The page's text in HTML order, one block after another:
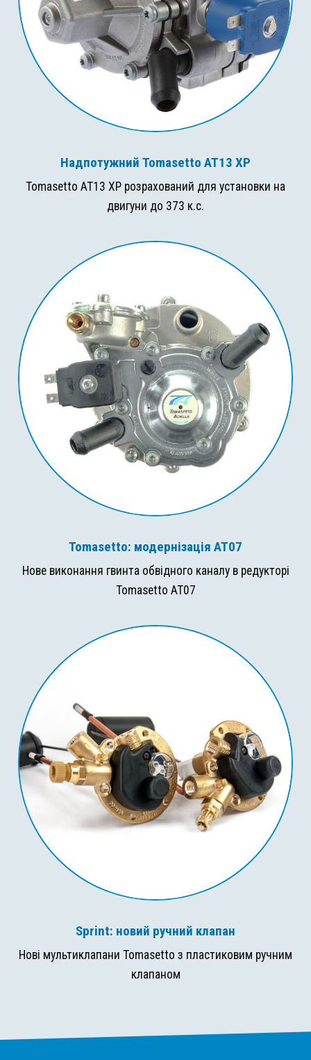
Надпотужний Tomasetto AT13 XP
Tomasetto AT13 XP розрахований для установки на
двигуни до 373 к.с.
Tomasetto: модернізація AT07
Нове виконання гвинта обвідного каналу в редукторі
Tomasetto AT07
Sprint: новий ручний клапан
Нові мультиклапани Tomasetto з пластиковим ручним
клапаном